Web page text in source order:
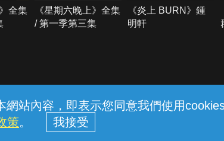
站內容，即表示您同意我們使用
策。
全集
《星期六晚上》全集
/ 第一季第三集
《炎上 BURN》鍾
明軒
保護
© 2026